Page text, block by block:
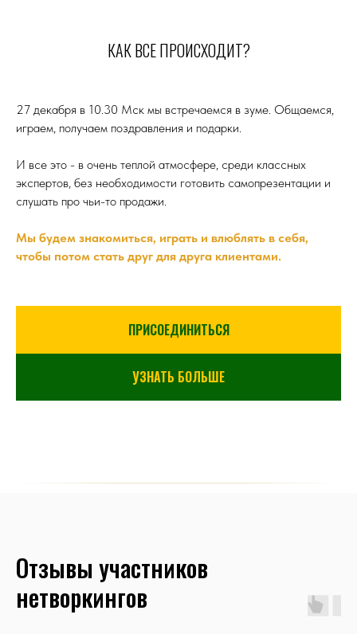
КАК ВСЕ ПРОИСХОДИТ?
27 декабря в 10.30 Мск мы встречаемся в зуме. Общаемся,
играем, получаем поздравления и подарки.
И все это - в очень теплой атмосфере, среди классных
экспертов, без необходимости готовить самопрезентации и
слушать про чьи-то продажи.
Мы будем знакомиться, играть и влюблять в себя,
чтобы потом стать друг для друга клиентами.
ПРИСОЕДИНИТЬСЯ
УЗНАТЬ БОЛЬШЕ
Отзывы участников
нетворкингов